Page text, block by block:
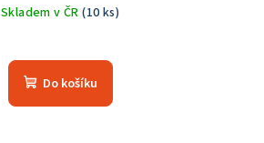
Skladem v ČR(10 ks)
Do košíku